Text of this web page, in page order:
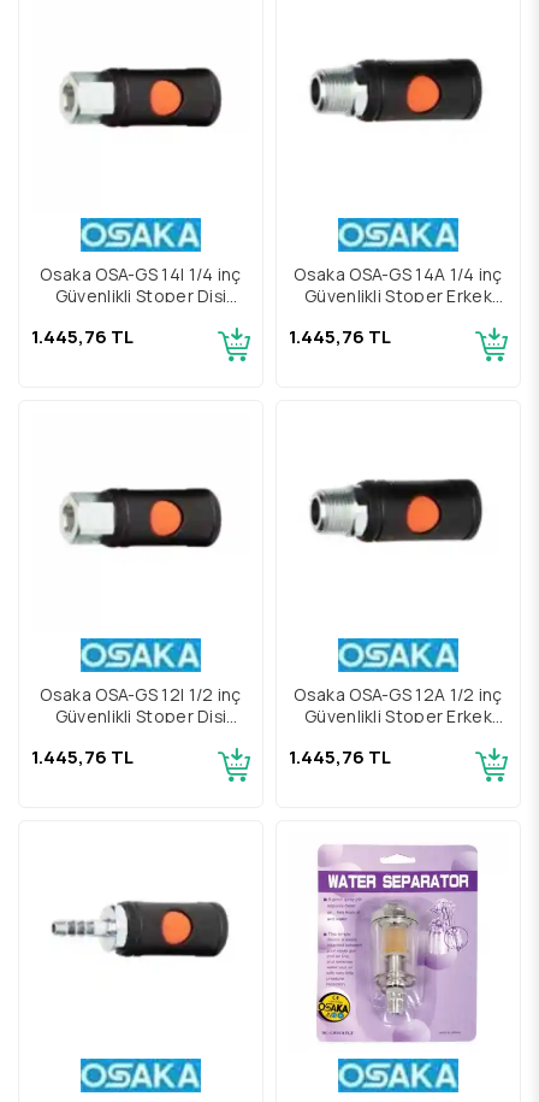
Osaka OSA-GS 14I 1/4 inç
Güvenlikli Stoper Dişi
1.445,76 TL
Osaka OSA-GS 14A 1/4 inç
Güvenlikli Stoper Erkek
1.445,76 TL
Osaka OSA-GS 12I 1/2 inç
Güvenlikli Stoper Dişi
1.445,76 TL
Osaka OSA-GS 12A 1/2 inç
Güvenlikli Stoper Erkek
1.445,76 TL